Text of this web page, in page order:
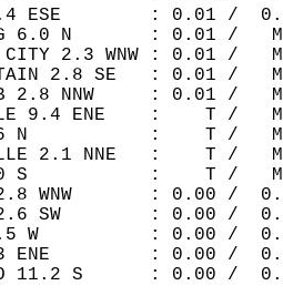
1.4 ESE        : 0.01 /
6.0 N       : 0.01 /
CITY 2.3 WNW : 0.01
2.8 SE   : 0.01 /
AFB 2.8 NNW     : 0.01 /
9.4 ENE    :    T /
0.6 N           :    T /
2.1 NNE   :    T /
4.0 S           :    T /
2.8 WNW       : 0.00
2.6 SW        : 0.00
4.5 W          : 0.00 /
1.3 ENE         : 0.00 /
11.2 S      : 0.00